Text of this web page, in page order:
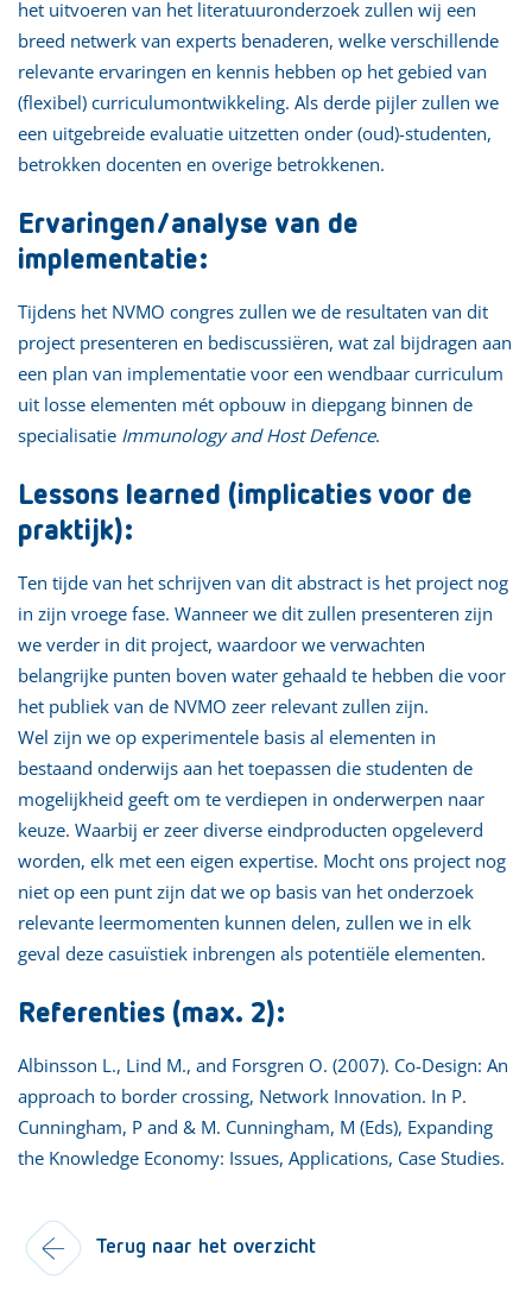
het uitvoeren van het literatuuronderzoek zullen wij een
breed netwerk van experts benaderen, welke verschillende
relevante ervaringen en kennis hebben op het gebied van
(flexibel) curriculumontwikkeling. Als derde pijler zullen we
een uitgebreide evaluatie uitzetten onder (oud)-studenten,
betrokken docenten en overige betrokkenen.
Ervaringen/analyse van de
implementatie:
Tijdens het NVMO congres zullen we de resultaten van dit
project presenteren en bediscussiëren, wat zal bijdragen aan
een plan van implementatie voor een wendbaar curriculum
uit losse elementen mét opbouw in diepgang binnen de
specialisatie Immunology and Host Defence.
Lessons learned (implicaties voor de
praktijk):
Ten tijde van het schrijven van dit abstract is het project nog
in zijn vroege fase. Wanneer we dit zullen presenteren zijn
we verder in dit project, waardoor we verwachten
belangrijke punten boven water gehaald te hebben die voor
het publiek van de NVMO zeer relevant zullen zijn.
Wel zijn we op experimentele basis al elementen in
bestaand onderwijs aan het toepassen die studenten de
mogelijkheid geeft om te verdiepen in onderwerpen naar
keuze. Waarbij er zeer diverse eindproducten opgeleverd
worden, elk met een eigen expertise. Mocht ons project nog
niet op een punt zijn dat we op basis van het onderzoek
relevante leermomenten kunnen delen, zullen we in elk
geval deze casuïstiek inbrengen als potentiële elementen.
Referenties (max. 2):
Albinsson L., Lind M., and Forsgren O. (2007). Co-Design: An
approach to border crossing, Network Innovation. In P.
Cunningham, P and & M. Cunningham, M (Eds), Expanding
the Knowledge Economy: Issues, Applications, Case Studies.
Terug naar het overzicht